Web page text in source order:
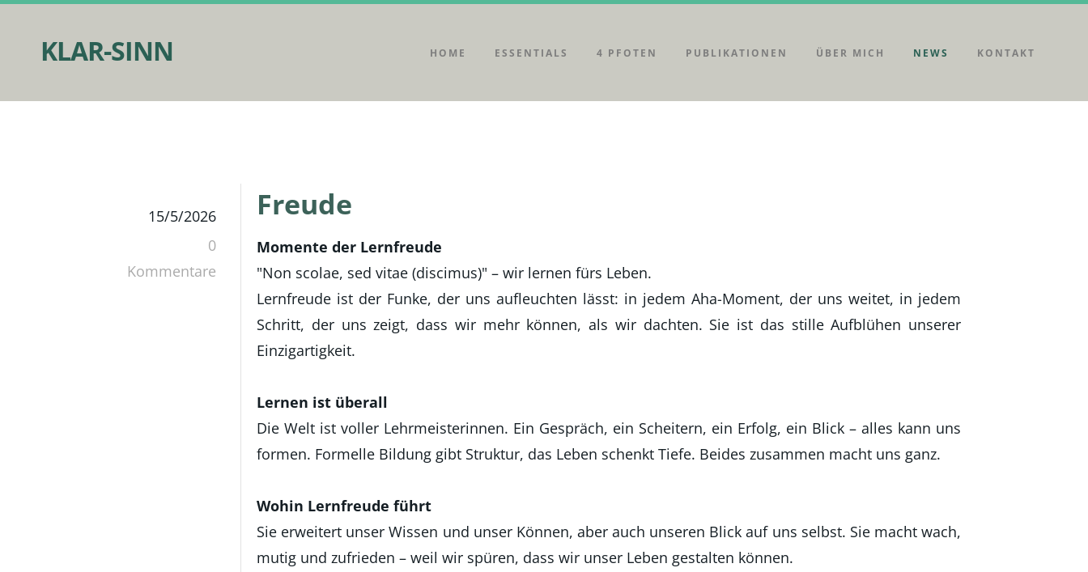
KLAR-SINN HOME ESSENTIALS 4 PFOTEN PUBLIKATIONEN ÜBER MICH NEWS KONTAKT
Freude
15/5/2026
0
Kommentare
​Momente der Lernfreude
"Non scolae, sed vitae (discimus)" – wir lernen fürs Leben.
Lernfreude ist der Funke, der uns aufleuchten lässt: in jedem Aha-Moment, der uns weitet, in jedem
Schritt, der uns zeigt, dass wir mehr können, als wir dachten. Sie ist das stille Aufblühen unserer
Einzigartigkeit.
Lernen ist überall
Die Welt ist voller Lehrmeisterinnen. Ein Gespräch, ein Scheitern, ein Erfolg, ein Blick – alles kann uns
formen. Formelle Bildung gibt Struktur, das Leben schenkt Tiefe. Beides zusammen macht uns ganz.
Wohin Lernfreude führt
Sie erweitert unser Wissen und unser Können, aber auch unseren Blick auf uns selbst. Sie macht wach,
mutig und zufrieden – weil wir spüren, dass wir unser Leben gestalten können.